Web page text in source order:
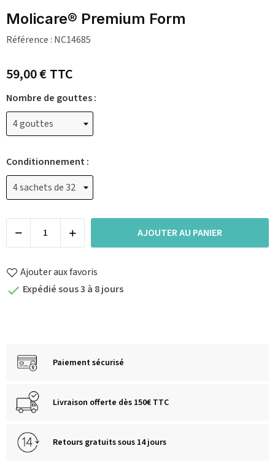
Molicare® Premium Form
Référence : NC14685
59,00 €TTC
Nombre de gouttes :
Conditionnement :
AJOUTER AU PANIER
Ajouter aux favoris
 Expédié sous 3 à 8 jours
Paiement sécurisé
Livraison offerte dès 150€ TTC
Retours gratuits sous 14 jours